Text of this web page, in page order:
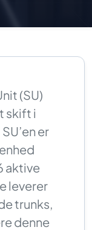
(SU)
skift i
er
aktive
leverer
trunks,
denne